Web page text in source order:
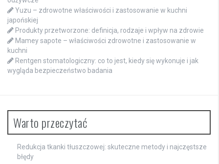
Yuzu – zdrowotne właściwości i zastosowanie w kuchni
japońskiej
Produkty przetworzone: definicja, rodzaje i wpływ na zdrowie
Mamey sapote – właściwości zdrowotne i zastosowanie w
kuchni
Rentgen stomatologiczny: co to jest, kiedy się wykonuje i jak
wygląda bezpieczeństwo badania
Warto przeczytać
Redukcja tkanki tłuszczowej: skuteczne metody i najczęstsze
błędy